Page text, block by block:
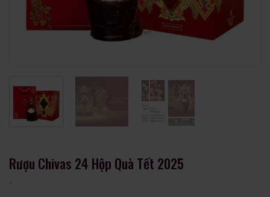
Rượu Chivas 24 Hộp Quà Tết 2025
-